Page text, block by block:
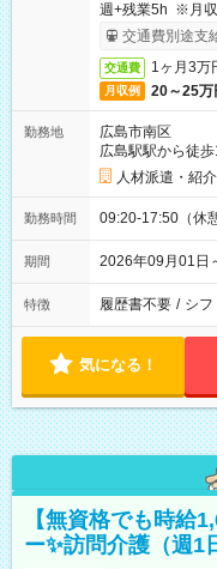
週+残業5h ※月
受取りサービス
交通費別途支
交通費 1ヶ月3万
月収例 20～25万
勤務地
広島市南区
広島駅駅から徒
人材派遣・紹
勤務時間 09:20-17:50（休
期間 2026年09月01
特徴 履歴書不要 / シフ
気になる！
【無資格でも時給
ー✨訪問介護（週1